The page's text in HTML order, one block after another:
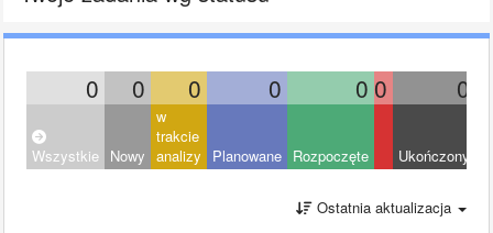
0 0 0 0 0 0 0
Wszystkie Nowy
w
trakcie
analizy
Planowane Rozpoczęte Ukończony
Ostatnia aktualizacja